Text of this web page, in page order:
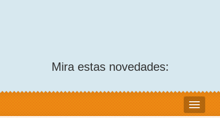
Mira estas novedades: